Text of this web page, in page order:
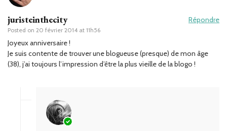
juristeinthecity
Posted on 20 février 2014 at 11h56
Répondre
Joyeux anniversaire !
Je suis contente de trouver une blogueuse (presque) de mon âge
(38), j’ai toujours l’impression d’être la plus vieille de la blogo !